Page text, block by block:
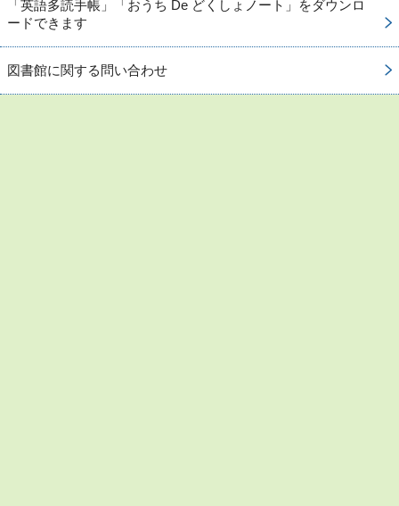
「英語多読手帳」「おうち De どくしょノート」をダウンロ
ードできます
図書館に関する問い合わせ